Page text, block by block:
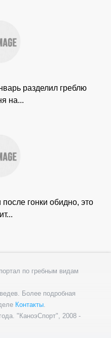
разделил греблю
на...
гонки обидно, это
по гребным видам
Более подробная
Контакты
"КаноэСпорт", 2008 -